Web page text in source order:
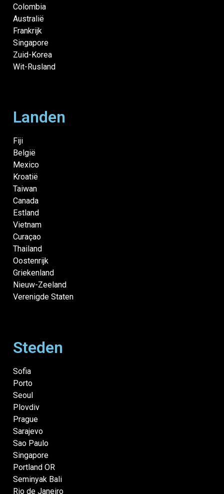
Colombia
Australië
Frankrijk
Singapore
Zuid-Korea
Wit-Rusland
Landen
Fiji
België
Mexico
Kroatië
Taiwan
Canada
Estland
Vietnam
Curaçao
Thailand
Oostenrijk
Griekenland
Nieuw-Zeeland
Verenigde Staten
Steden
Sofia
Porto
Seoul
Plovdiv
Prague
Sarajevo
Sao Paulo
Singapore
Portland OR
Seminyak Bali
Rio de Janeiro